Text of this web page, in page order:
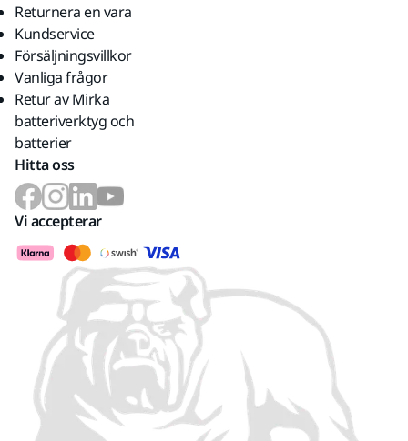
Returnera en vara
Kundservice
Försäljningsvillkor
Vanliga frågor
Retur av Mirka
batteriverktyg och
batterier
Hitta oss
Vi accepterar